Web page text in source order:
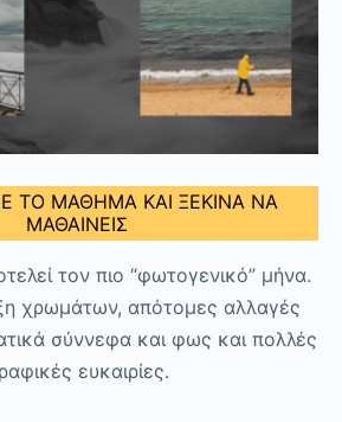
ΤΟ ΜΑΘΗΜΑ ΚΑΙ ΞΕΚΙΝΑ ΝΑ
ΜΑΘΑΙΝΕΙΣ
τον πιο “φωτογενικό” μήνα.
χρωμάτων, απότομες αλλαγές
σύννεφα και φως και πολλές
ευκαιρίες.